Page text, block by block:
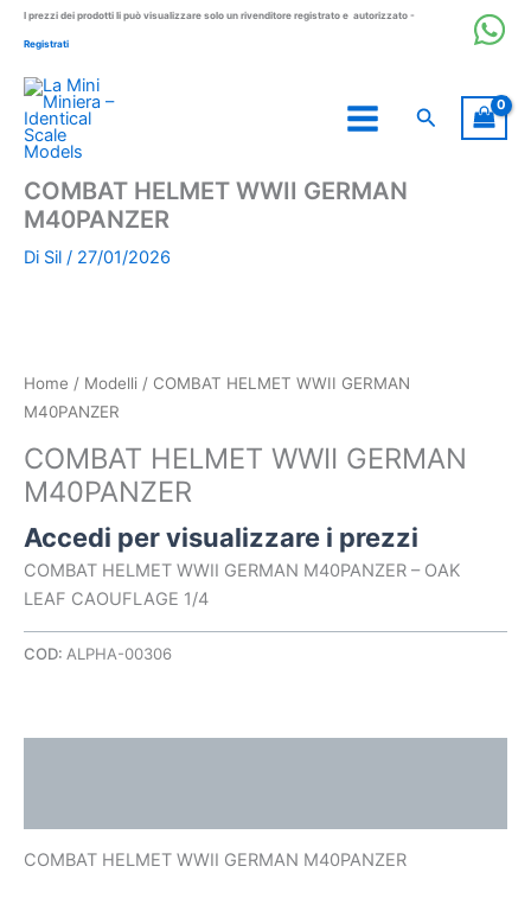
I prezzi dei prodotti li può visualizzare solo un rivenditore registrato e autorizzato -
Registrati
Cerca
COMBAT HELMET WWII GERMAN
M40PANZER
Di Sil / 27/01/2026
Home / Modelli / COMBAT HELMET WWII GERMAN
M40PANZER
COMBAT HELMET WWII GERMAN
M40PANZER
Accedi per visualizzare i prezzi
COMBAT HELMET WWII GERMAN M40PANZER – OAK
LEAF CAOUFLAGE 1/4
COD: ALPHA-00306
COMBAT HELMET WWII GERMAN M40PANZER